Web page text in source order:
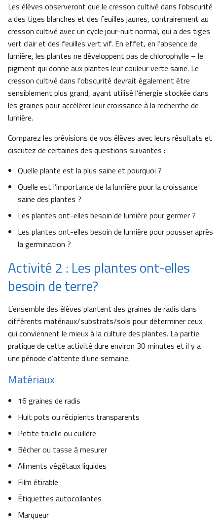
Les élèves observeront que le cresson cultivé dans l’obscurité
a des tiges blanches et des feuilles jaunes, contrairement au
cresson cultivé avec un cycle jour-nuit normal, qui a des tiges
vert clair et des feuilles vert vif. En effet, en l’absence de
lumière, les plantes ne développent pas de chlorophylle – le
pigment qui donne aux plantes leur couleur verte saine. Le
cresson cultivé dans l’obscurité devrait également être
sensiblement plus grand, ayant utilisé l’énergie stockée dans
les graines pour accélérer leur croissance à la recherche de
lumière.
Comparez les prévisions de vos élèves avec leurs résultats et
discutez de certaines des questions suivantes :
Quelle plante est la plus saine et pourquoi ?
Quelle est l’importance de la lumière pour la croissance
saine des plantes ?
Les plantes ont-elles besoin de lumière pour germer ?
Les plantes ont-elles besoin de lumière pour pousser après
la germination ?
Activité 2 : Les plantes ont-elles
besoin de terre?
L’ensemble des élèves plantent des graines de radis dans
différents matériaux/substrats/sols pour déterminer ceux
qui conviennent le mieux à la culture des plantes. La partie
pratique de cette activité dure environ 30 minutes et il y a
une période d’attente d’une semaine.
Matériaux
16 graines de radis
Huit pots ou récipients transparents
Petite truelle ou cuillère
Bécher ou tasse à mesurer
Aliments végétaux liquides
Film étirable
Étiquettes autocollantes
Marqueur